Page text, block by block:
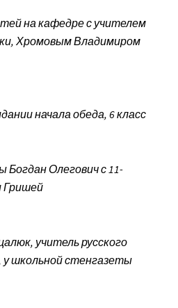
на кафедре с учителем
Хромовым Владимиром
начала обеда, 6 класс
Олегович с 11-
Гришей
учитель русского
школьной стенгазеты